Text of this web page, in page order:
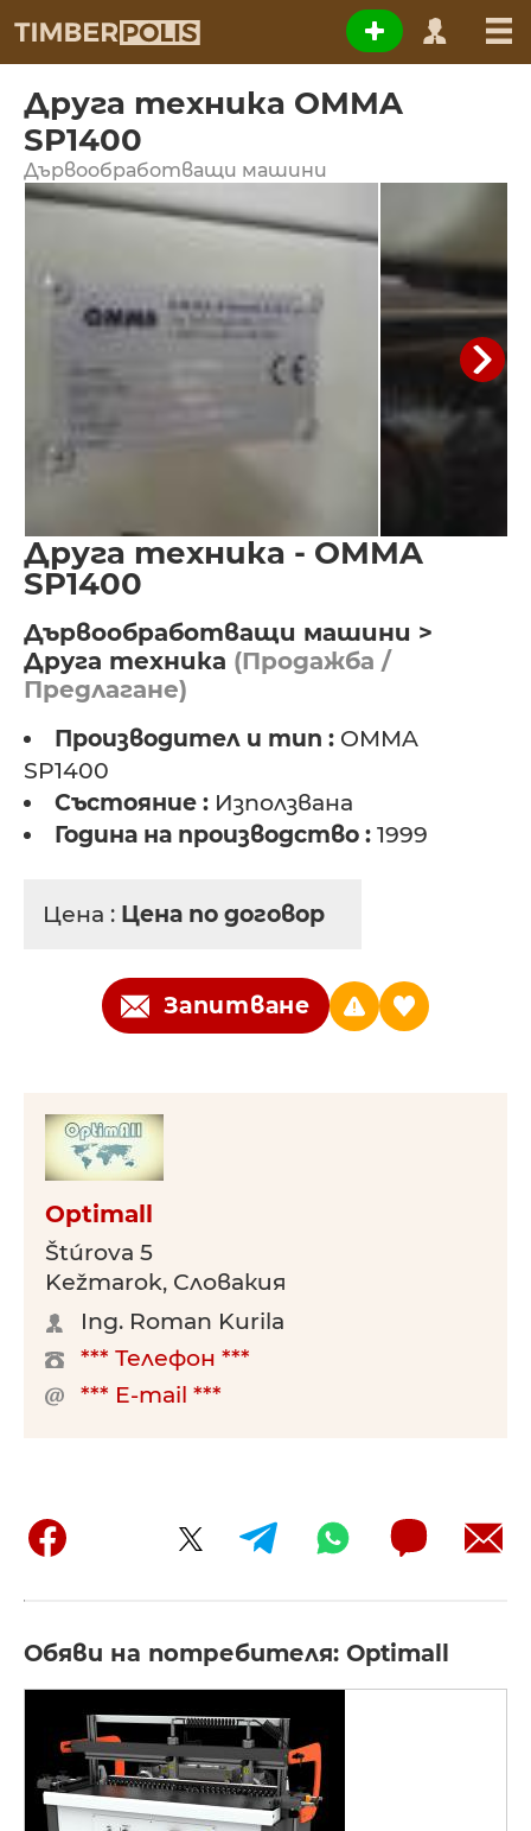
Друга техника OMMA
SP1400
Дървообработващи машини
Друга техника - OMMA
SP1400
Дървообработващи машини >
Друга техника (Продажба /
Предлагане)
Производител и тип : OMMA
SP1400
Състояние : Използвана
Година на производство : 1999
Цена : Цена по договор
Запитване
Optimall
Štúrova 5
Kežmarok, Словакия
Ing. Roman Kurila
*** Телефон ***
*** E-mail ***
Обяви на потребителя: Optimall